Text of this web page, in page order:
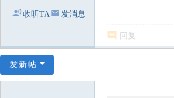
收听TA 发消息
回复
发新帖